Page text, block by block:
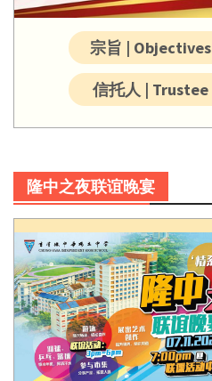
宗旨 | Objectives
信托人 | Trustee
隆中之夜联谊晚宴